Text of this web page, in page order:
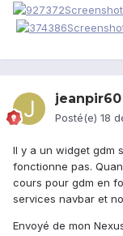
jeanpir60
Posté(e) 18
Il y a un widget gdm
fonctionne pas.
cours pour gdm en
services navbar et
Envoyé de mon